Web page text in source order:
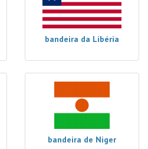
bandeira da Libéria
bandeira de Niger